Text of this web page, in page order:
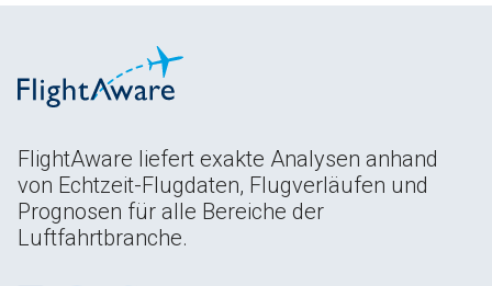
FlightAware liefert exakte Analysen anhand
von Echtzeit-Flugdaten, Flugverläufen und
Prognosen für alle Bereiche der
Luftfahrtbranche.